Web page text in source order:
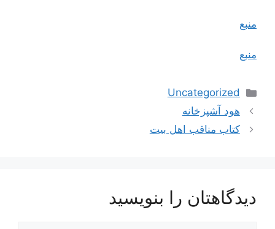
دسته‌ها
Uncategorized
هود آشپزخانه
کتاب مناقب اهل بیت
دیدگاهتان را بنویسید